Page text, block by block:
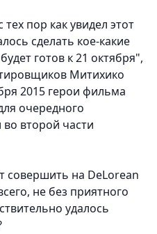
пор как увидел этот
сделать кое-какие
готов к 21 октября",
Митихико
2015 герои фильма
очередного
второй части
совершить на DeLorean
не без приятного
удалось